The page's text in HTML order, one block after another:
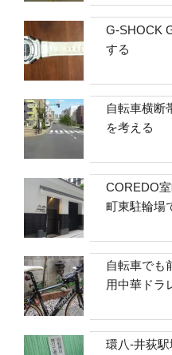
G-SHOCK
する
自転車横断
を考える
COREDO
町東駐輪場
自転車でも
用中華ドラ
環八-井荻